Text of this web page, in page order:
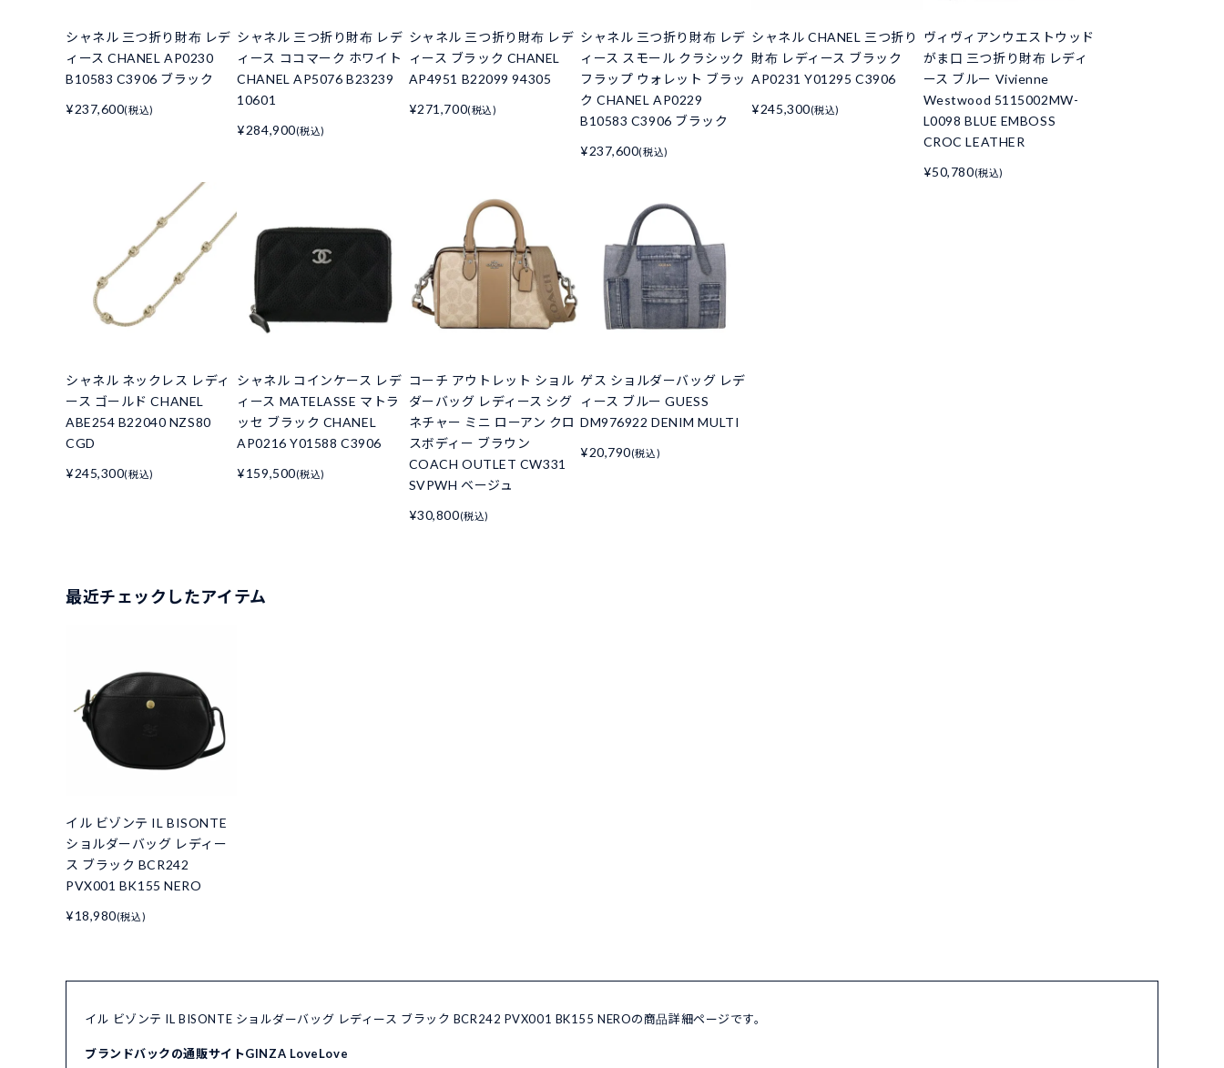
シャネル 三つ折り財布 レデ
ィース CHANEL AP0230
B10583 C3906 ブラック
¥237,600(税込)
シャネル 三つ折り財布 レデ
ィース ココマーク ホワイト
CHANEL AP5076 B23239
10601
¥284,900(税込)
シャネル 三つ折り財布 レデ
ィース ブラック CHANEL
AP4951 B22099 94305
¥271,700(税込)
シャネル 三つ折り財布 レデ
ィース スモール クラシック
フラップ ウォレット ブラッ
ク CHANEL AP0229
B10583 C3906 ブラック
¥237,600(税込)
シャネル CHANEL 三つ折り
財布 レディース ブラック
AP0231 Y01295 C3906
¥245,300(税込)
ヴィヴィアンウエストウッド
がま口 三つ折り財布 レディ
ース ブルー Vivienne
Westwood 5115002MW-
L0098 BLUE EMBOSS
CROC LEATHER
¥50,780(税込)
シャネル ネックレス レディ
ース ゴールド CHANEL
ABE254 B22040 NZS80
CGD
¥245,300(税込)
シャネル コインケース レデ
ィース MATELASSE マトラ
ッセ ブラック CHANEL
AP0216 Y01588 C3906
¥159,500(税込)
コーチ アウトレット ショル
ダーバッグ レディース シグ
ネチャー ミニ ローアン クロ
スボディー ブラウン
COACH OUTLET CW331
SVPWH ベージュ
¥30,800(税込)
ゲス ショルダーバッグ レデ
ィース ブルー GUESS
DM976922 DENIM MULTI
¥20,790(税込)
最近チェックしたアイテム
イル ビゾンテ IL BISONTE
ショルダーバッグ レディー
ス ブラック BCR242
PVX001 BK155 NERO
¥18,980(税込)
イル ビゾンテ IL BISONTE ショルダーバッグ レディース ブラック BCR242 PVX001 BK155 NEROの商品詳細ページです。
ブランドバックの通販サイトGINZA LoveLove